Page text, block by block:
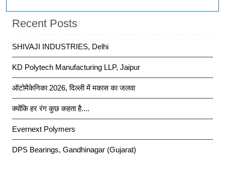
Recent Posts
SHIVAJI INDUSTRIES, Delhi
KD Polytech Manufacturing LLP, Jaipur
ऑटोमैकेनिका 2026, दिल्ली में मकास का जलवा
क्योंकि हर रंग कुछ कहता है....
Evernext Polymers
DPS Bearings, Gandhinagar (Gujarat)